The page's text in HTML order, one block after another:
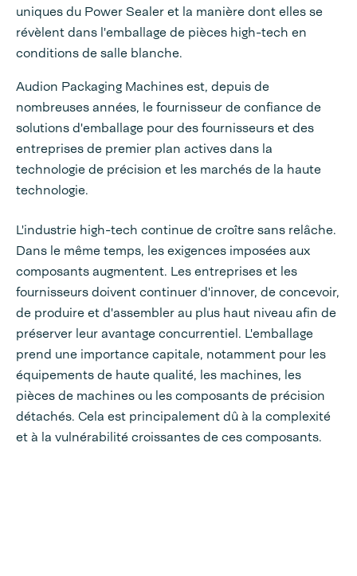
uniques du Power Sealer et la manière dont elles se
révèlent dans l'emballage de pièces high-tech en
conditions de salle blanche.
Audion Packaging Machines est, depuis de
nombreuses années, le fournisseur de confiance de
solutions d'emballage pour des fournisseurs et des
entreprises de premier plan actives dans la
technologie de précision et les marchés de la haute
technologie.
L'industrie high-tech continue de croître sans relâche.
Dans le même temps, les exigences imposées aux
composants augmentent. Les entreprises et les
fournisseurs doivent continuer d'innover, de concevoir,
de produire et d'assembler au plus haut niveau afin de
préserver leur avantage concurrentiel. L'emballage
prend une importance capitale, notamment pour les
équipements de haute qualité, les machines, les
pièces de machines ou les composants de précision
détachés. Cela est principalement dû à la complexité
et à la vulnérabilité croissantes de ces composants.